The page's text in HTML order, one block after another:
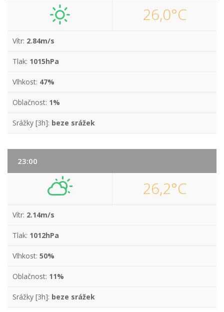
26,0°C
Vítr: 2.84m/s
Tlak: 1015hPa
Vlhkost: 47%
Oblačnost: 1%
Srážky [3h]: beze srážek
23:00
26,2°C
Vítr: 2.14m/s
Tlak: 1012hPa
Vlhkost: 50%
Oblačnost: 11%
Srážky [3h]: beze srážek